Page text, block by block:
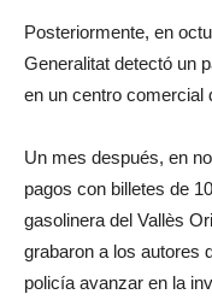
Posteriormente, en
Generalitat detectó un
en un centro comercial
Un mes después, en
pagos con billetes de
gasolinera del Vallès
grabaron a los autores
policía avanzar en la